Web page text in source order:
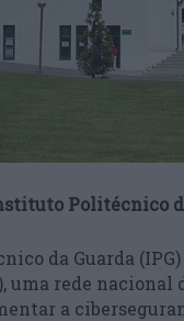
Politécnico
da Guarda
uma rede
a